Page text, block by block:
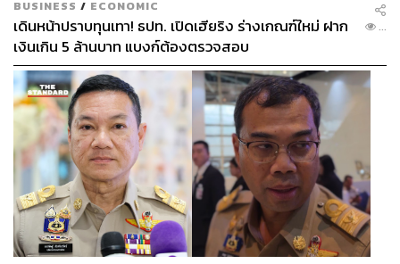
BUSINESS / ECONOMIC
เดินหน้าปราบทุนเทา! ธปท. เปิดเฮียริง ร่างเกณฑ์ใหม่ ฝาก
เงินเกิน 5 ล้านบาท แบงก์ต้องตรวจสอบ
...